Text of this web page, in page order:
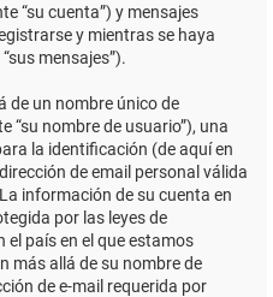
“su cuenta”) y mensajes
y mientras se haya
mensajes”).
de un nombre único de
“su nombre de usuario”), una
la identificación (de aquí en
de email personal válida
información de su cuenta en
por las leyes de
el país en el que estamos
más allá de su nombre de
de e-mail requerida por